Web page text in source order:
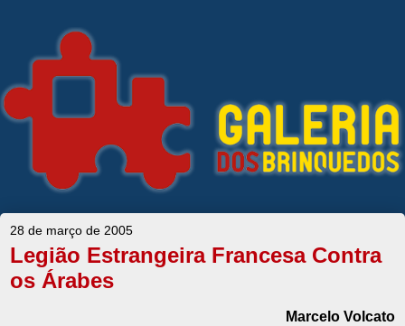
28 de março de 2005
Legião Estrangeira Francesa Contra
os Árabes
Marcelo Volcato